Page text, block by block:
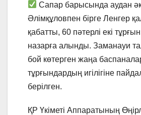
Сапар барысында аудан
Әлімқұловпен бірге Ленгер
қабатты, 60 пәтерлі екі
назарға алынды. Заманауи
бой көтерген жаңа
тұрғындардың игілігіне
берілген.
ҚР Үкіметі Аппаратының